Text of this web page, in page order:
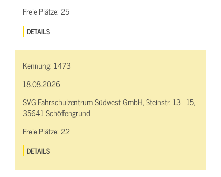
Freie Plätze:25
DETAILS
Kennung: 1473
18.08.2026
SVG Fahrschulzentrum Südwest GmbH, Steinstr. 13 - 15,
35641 Schöffengrund
Freie Plätze:22
DETAILS